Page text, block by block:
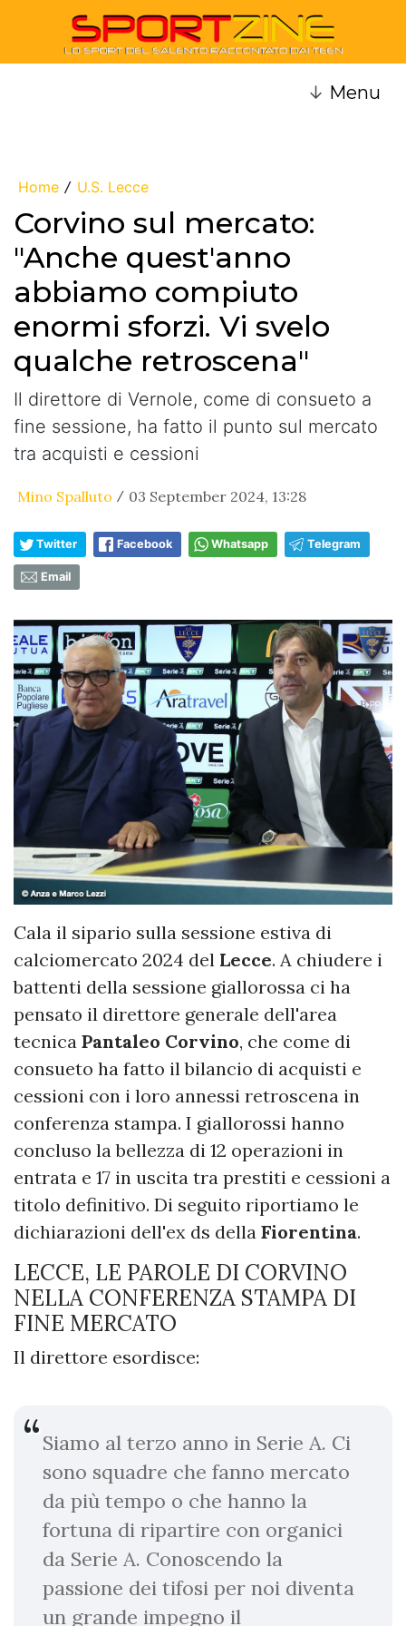
↓ Menu
Home / U.S. Lecce
Corvino sul mercato:
"Anche quest'anno
abbiamo compiuto
enormi sforzi. Vi svelo
qualche retroscena"
Il direttore di Vernole, come di consueto a
fine sessione, ha fatto il punto sul mercato
tra acquisti e cessioni
Mino Spalluto / 03 September 2024, 13:28
Twitter Facebook Whatsapp Telegram
Email
Cala il sipario sulla sessione estiva di
calciomercato 2024 del Lecce. A chiudere i
battenti della sessione giallorossa ci ha
pensato il direttore generale dell'area
tecnica Pantaleo Corvino, che come di
consueto ha fatto il bilancio di acquisti e
cessioni con i loro annessi retroscena in
conferenza stampa. I giallorossi hanno
concluso la bellezza di 12 operazioni in
entrata e 17 in uscita tra prestiti e cessioni a
titolo definitivo. Di seguito riportiamo le
dichiarazioni dell'ex ds della Fiorentina.
LECCE, LE PAROLE DI CORVINO
NELLA CONFERENZA STAMPA DI
FINE MERCATO
Il direttore esordisce:
Siamo al terzo anno in Serie A. Ci
sono squadre che fanno mercato
da più tempo o che hanno la
fortuna di ripartire con organici
da Serie A. Conoscendo la
passione dei tifosi per noi diventa
un grande impegno il